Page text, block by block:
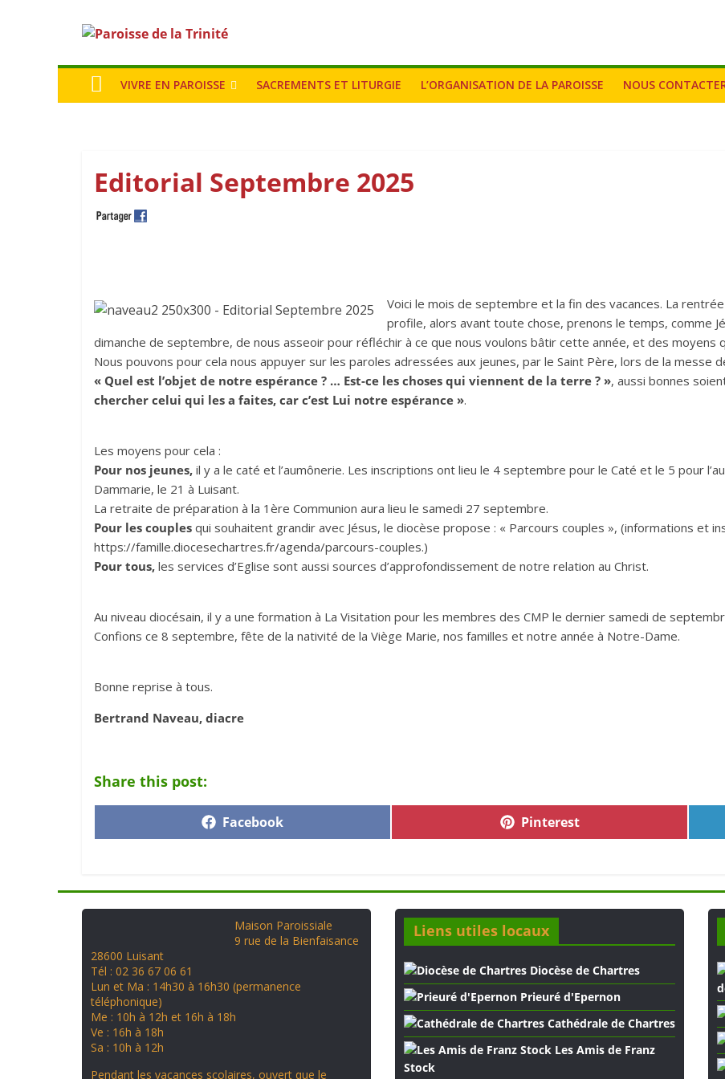
VIVRE EN PAROISSE SACREMENTS ET LITURGIE L’ORGANISATION DE LA PAROISSE NOUS
Editorial Septembre 2025
Voici le mois de septembre et la fin des vacances. La
profile, alors avant toute chose, prenons le temps, comme
dimanche de septembre, de nous asseoir pour réfléchir à ce que nous voulons bâtir cette année, et des moyens
Nous pouvons pour cela nous appuyer sur les paroles adressées aux jeunes, par le Saint Père, lors de la messe
« Quel est l’objet de notre espérance ? … Est-ce les choses qui viennent de la terre ? », aussi bonnes
chercher celui qui les a faites, car c’est Lui notre espérance ».
Les moyens pour cela :
Pour nos jeunes, il y a le caté et l’aumônerie. Les inscriptions ont lieu le 4 septembre pour le Caté et le 5 pour
Dammarie, le 21 à Luisant.
La retraite de préparation à la 1ère Communion aura lieu le samedi 27 septembre.
Pour les couples qui souhaitent grandir avec Jésus, le diocèse propose : « Parcours couples », (informations et
https://famille.diocesechartres.fr/agenda/parcours-couples.)
Pour tous, les services d’Eglise sont aussi sources d’approfondissement de notre relation au Christ.
Au niveau diocésain, il y a une formation à La Visitation pour les membres des CMP le dernier samedi de
Confions ce 8 septembre, fête de la nativité de la Viège Marie, nos familles et notre année à Notre-Dame.
Bonne reprise à tous.
Bertrand Naveau, diacre
Share this post:
Facebook Pinterest
Maison Paroissiale
9 rue de la Bienfaisance
28600 Luisant
Tél : 02 36 67 06 61
Lun et Ma : 14h30 à 16h30 (permanence
téléphonique)
Me : 10h à 12h et 16h à 18h
Ve : 16h à 18h
Sa : 10h à 12h
Pendant les vacances scolaires, ouvert que le
Liens utiles locaux
Diocèse de Chartres
Prieuré d'Epernon
Cathédrale de Chartres
Les Amis de Franz
Stock